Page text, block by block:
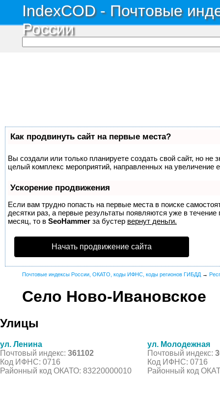
IndexCOD - Почтовые
России
Как продвинуть сайт на первые места?
Вы создали или только планируете создать свой сайт, но не
целый комплекс мероприятий, направленных на увеличение
Ускорение продвижения
Если вам трудно попасть на первые места в поиске
десятки раз, а первые результаты появляются уже в
месяц, то в SeoHammer за бустер вернут деньги.
Начать продвижение сайта
Почтовые индексы России, ОКАТО, коды ИФНС, коды регионов ГИБДД →
Село Ново-Ивановское
Улицы
ул. Ленина
Почтовый индекс: 361102
Код ИФНС: 0716
Районный код ОКАТО: 83220000010
ул. Молодежная
Почтовый индекс:
Код ИФНС: 0716
Районный код